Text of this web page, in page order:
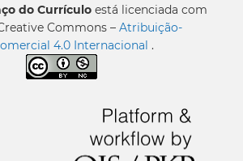
do Currículo está licenciada com
Commons – Atribuição-
4.0 Internacional .